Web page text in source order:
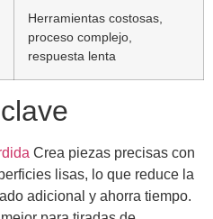
Herramientas costosas,
proceso complejo,
respuesta lenta
Crea piezas precisas con
lisas, lo que reduce la
adicional y ahorra tiempo.